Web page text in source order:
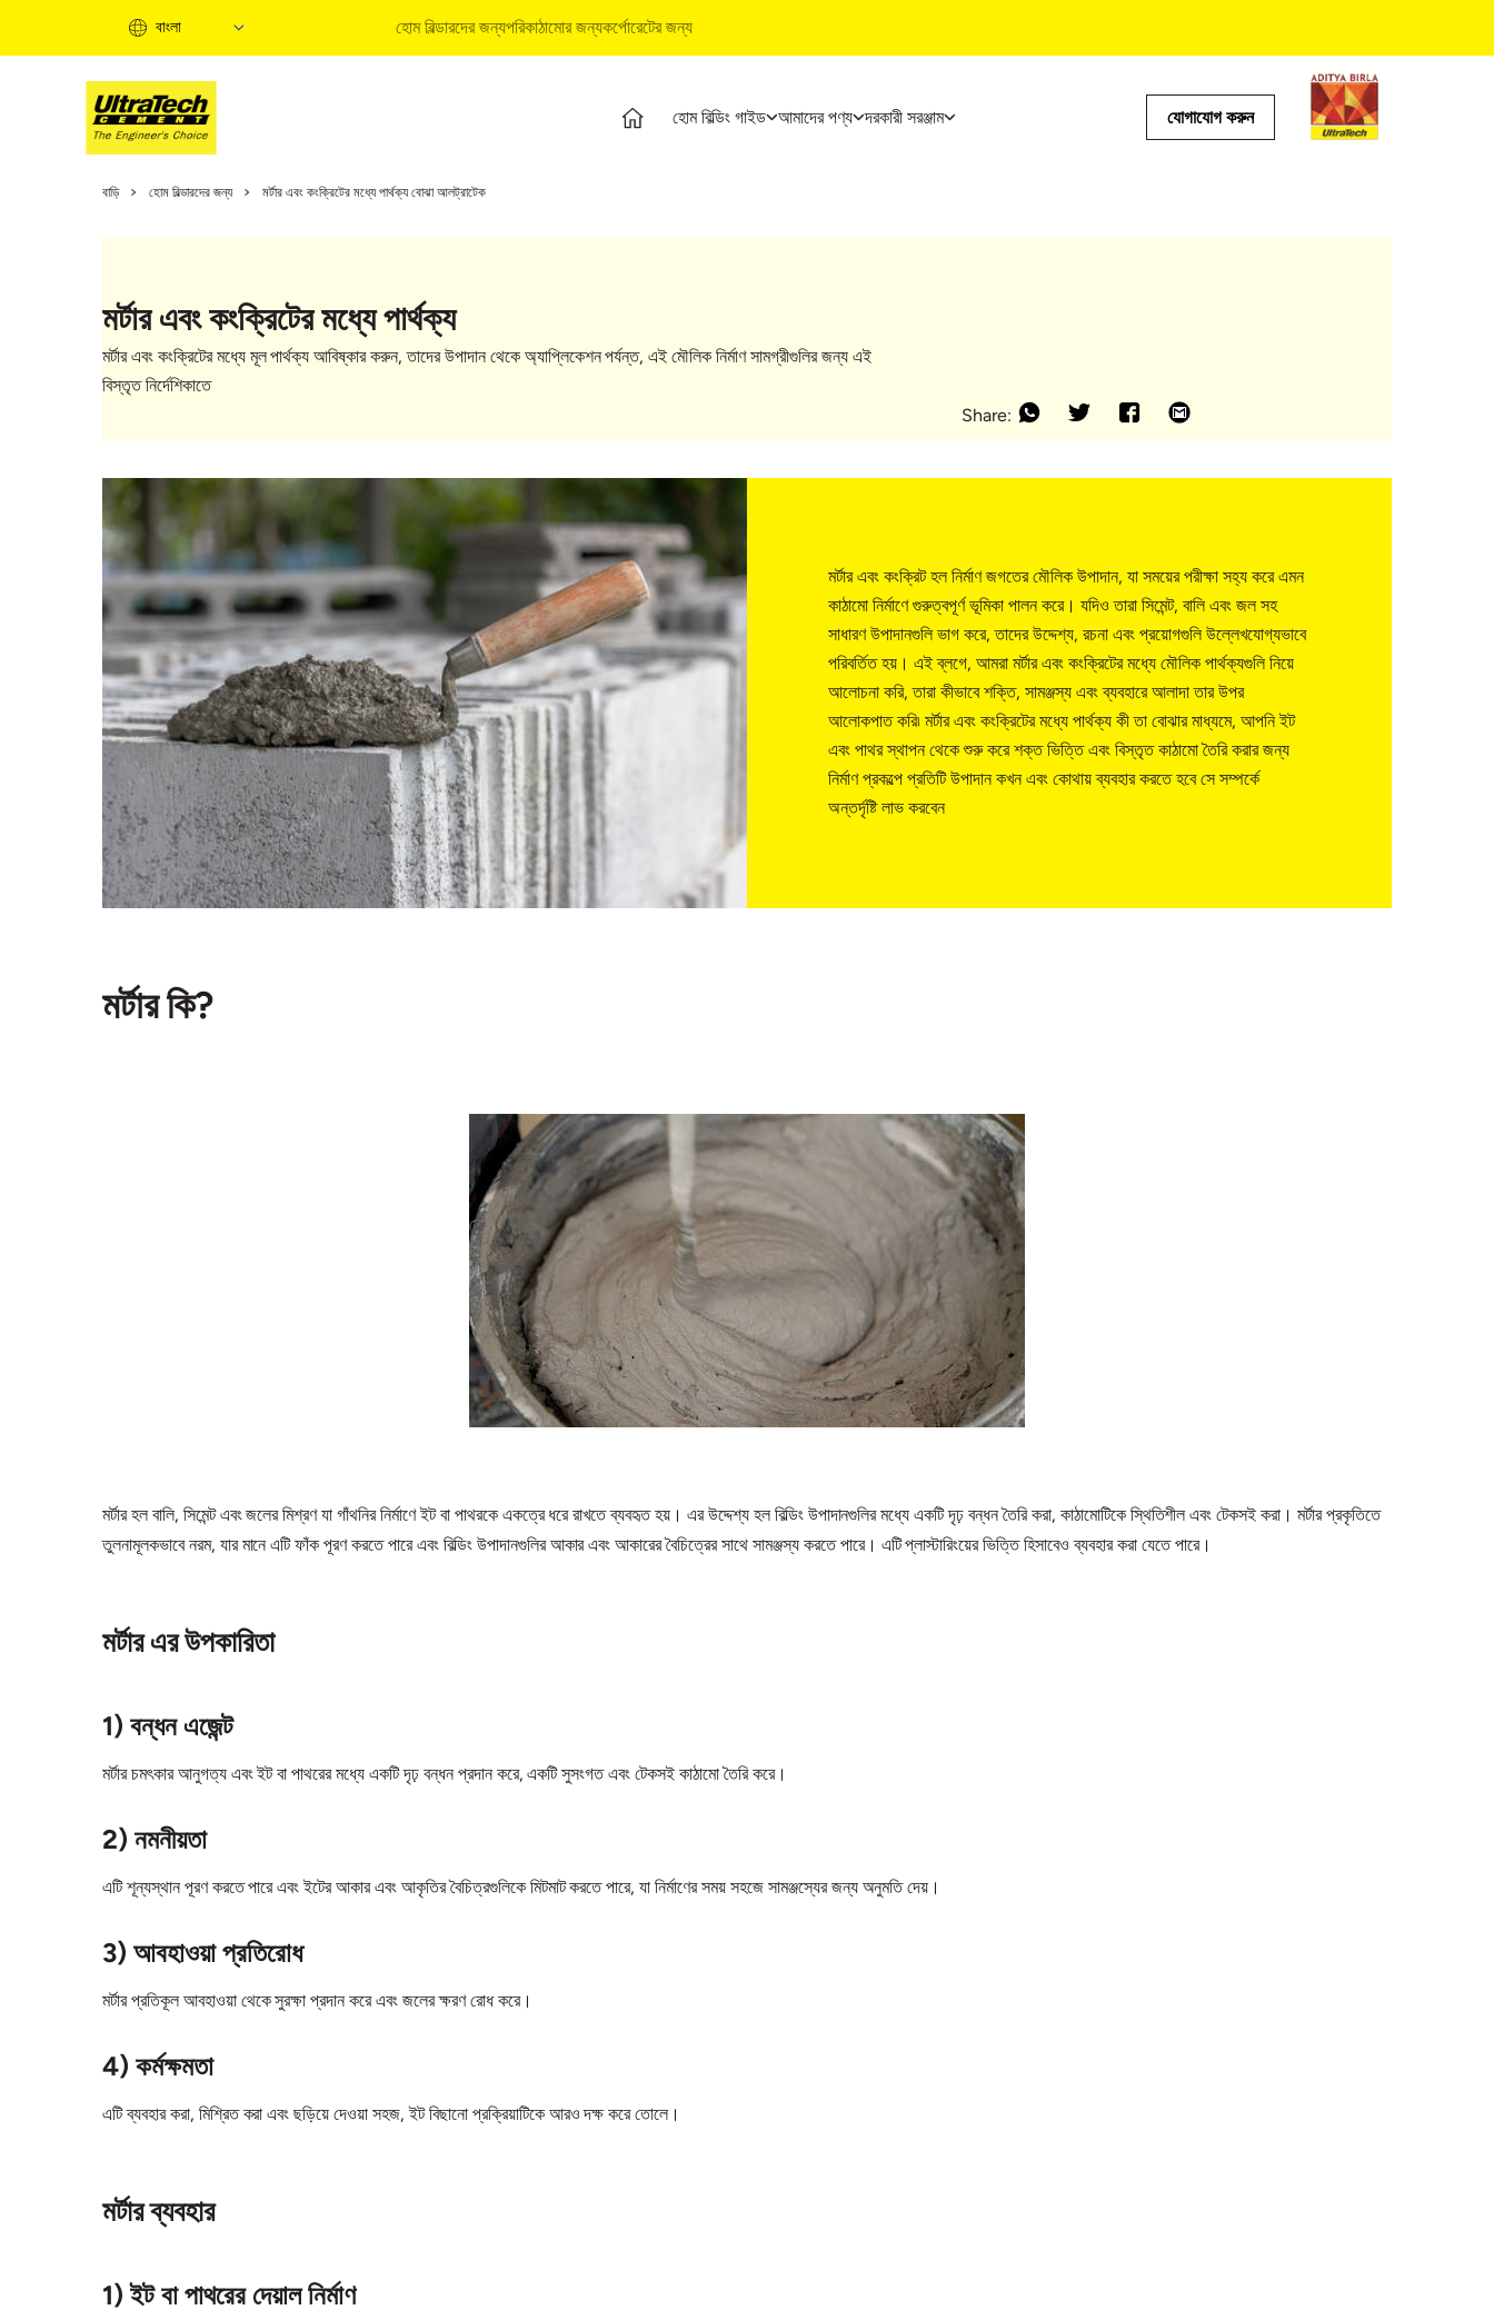
বাংলা হোম বিল্ডারদের জন্যপরিকাঠামোর জন্যকর্পোরেটের জন্য
হোম বিল্ডিং গাইড আমাদের পণ্য দরকারী সরঞ্জাম
হোম বিল্ডিং বেসিকস
যোগাযোগ করুন
বাড়ি হোম বিল্ডারদের জন্য মর্টার এবং কংক্রিটের মধ্যে পার্থক্য বোঝা আলট্রাটেক
মর্টার এবং কংক্রিটের মধ্যে পার্থক্য
মর্টার এবং কংক্রিটের মধ্যে মূল পার্থক্য আবিষ্কার করুন, তাদের উপাদান থেকে অ্যাপ্লিকেশন পর্যন্ত, এই মৌলিক নির্মাণ সামগ্রীগুলির জন্য এই
বিস্তৃত নির্দেশিকাতে
Share:
মর্টার এবং কংক্রিট হল নির্মাণ জগতের মৌলিক উপাদান, যা সময়ের পরীক্ষা সহ্য করে এমন
কাঠামো নির্মাণে গুরুত্বপূর্ণ ভূমিকা পালন করে। যদিও তারা সিমেন্ট, বালি এবং জল সহ
সাধারণ উপাদানগুলি ভাগ করে, তাদের উদ্দেশ্য, রচনা এবং প্রয়োগগুলি উল্লেখযোগ্যভাবে
পরিবর্তিত হয়। এই ব্লগে, আমরা মর্টার এবং কংক্রিটের মধ্যে মৌলিক পার্থক্যগুলি নিয়ে
আলোচনা করি, তারা কীভাবে শক্তি, সামঞ্জস্য এবং ব্যবহারে আলাদা তার উপর
আলোকপাত করি৷ মর্টার এবং কংক্রিটের মধ্যে পার্থক্য কী তা বোঝার মাধ্যমে, আপনি ইট
এবং পাথর স্থাপন থেকে শুরু করে শক্ত ভিত্তি এবং বিস্তৃত কাঠামো তৈরি করার জন্য
নির্মাণ প্রকল্পে প্রতিটি উপাদান কখন এবং কোথায় ব্যবহার করতে হবে সে সম্পর্কে
অন্তর্দৃষ্টি লাভ করবেন
মর্টার কি?
মর্টার হল বালি, সিমেন্ট এবং জলের মিশ্রণ যা গাঁথনির নির্মাণে ইট বা পাথরকে একত্রে ধরে রাখতে ব্যবহৃত হয়। এর উদ্দেশ্য হল বিল্ডিং উপাদানগুলির মধ্যে একটি দৃঢ় বন্ধন তৈরি করা, কাঠামোটিকে স্থিতিশীল এবং টেকসই করা। মর্টার প্রকৃতিতে
তুলনামূলকভাবে নরম, যার মানে এটি ফাঁক পূরণ করতে পারে এবং বিল্ডিং উপাদানগুলির আকার এবং আকারের বৈচিত্রের সাথে সামঞ্জস্য করতে পারে। এটি প্লাস্টারিংয়ের ভিত্তি হিসাবেও ব্যবহার করা যেতে পারে।
মর্টার এর উপকারিতা
1) বন্ধন এজেন্ট
মর্টার চমৎকার আনুগত্য এবং ইট বা পাথরের মধ্যে একটি দৃঢ় বন্ধন প্রদান করে, একটি সুসংগত এবং টেকসই কাঠামো তৈরি করে।
2) নমনীয়তা
এটি শূন্যস্থান পূরণ করতে পারে এবং ইটের আকার এবং আকৃতির বৈচিত্রগুলিকে মিটমাট করতে পারে, যা নির্মাণের সময় সহজে সামঞ্জস্যের জন্য অনুমতি দেয়।
3) আবহাওয়া প্রতিরোধ
মর্টার প্রতিকূল আবহাওয়া থেকে সুরক্ষা প্রদান করে এবং জলের ক্ষরণ রোধ করে।
4) কর্মক্ষমতা
এটি ব্যবহার করা, মিশ্রিত করা এবং ছড়িয়ে দেওয়া সহজ, ইট বিছানো প্রক্রিয়াটিকে আরও দক্ষ করে তোলে।
মর্টার ব্যবহার
1) ইট বা পাথরের দেয়াল নির্মাণ